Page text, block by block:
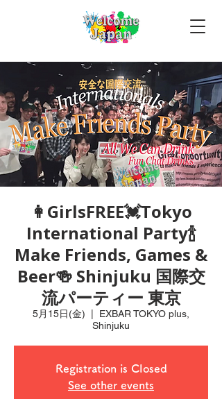
👩GirlsFREE💓Tokyo
International Party🍾
Make Friends, Games &
Beer🍻 Shinjuku 国際交
流パーティー 東京
5月15日(金)
EXBAR TOKYO plus,
Shinjuku
Registration is Closed
See other events